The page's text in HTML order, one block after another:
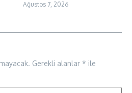
Ağustos 7, 2026
Gerekli alanlar * ile